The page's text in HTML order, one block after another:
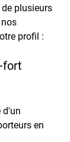
plusieurs
profil :
fort
d'un
en